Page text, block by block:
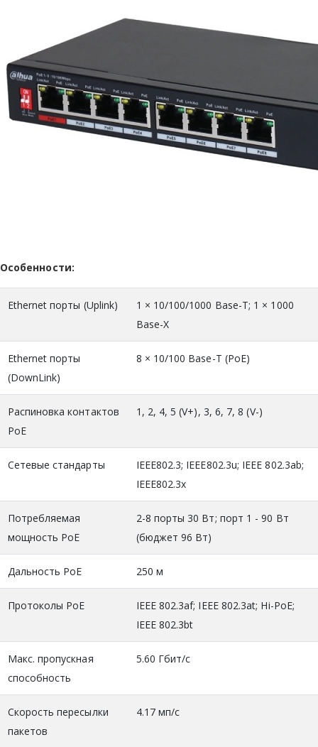
Особенности:
Ethernet порты (Uplink)
1 × 10/100/1000 Base-T; 1 × 1000
Base-X
Ethernet порты
(DownLink)
8 × 10/100 Base-T (PoE)
Распиновка контактов
PoE
1, 2, 4, 5 (V+), 3, 6, 7, 8 (V-)
Сетевые стандарты
IEEE802.3; IEEE802.3u; IEEE 802.3ab;
IEEE802.3x
Потребляемая
мощность PoE
2-8 порты 30 Вт; порт 1 - 90 Вт
(бюджет 96 Вт)
Дальность PoE 250 м
Протоколы PoE
IEEE 802.3af; IEEE 802.3at; Hi-PoE;
IEEE 802.3bt
Макс. пропускная
способность
5.60 Гбит/с
Скорость пересылки
пакетов
4.17 мп/с